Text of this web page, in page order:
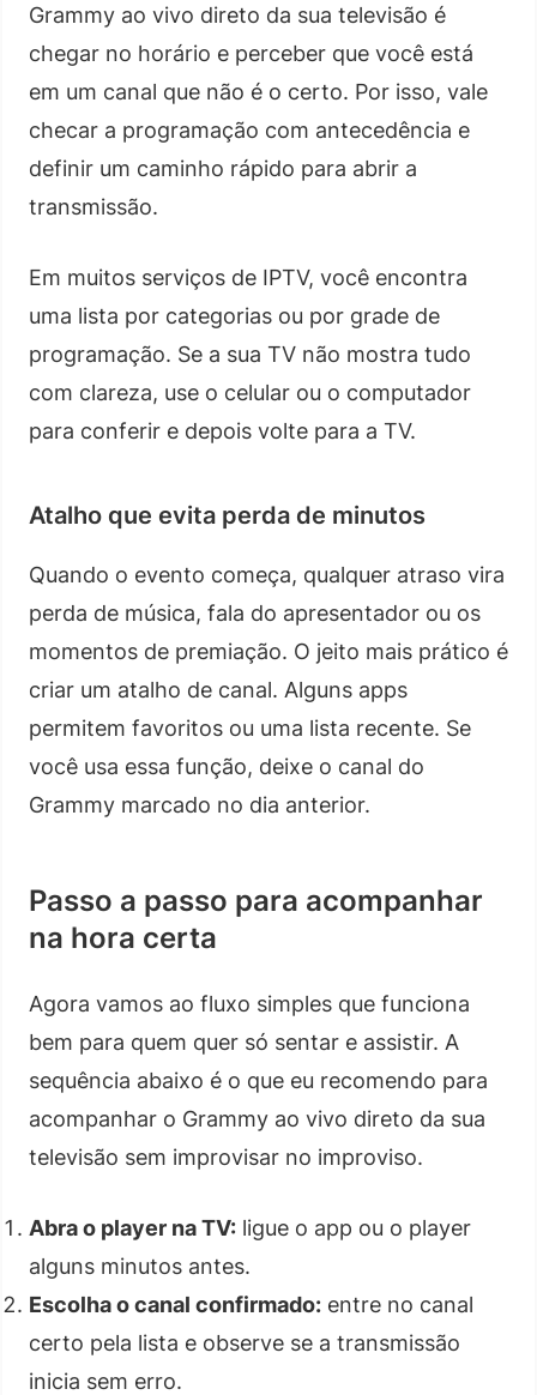
Grammy ao vivo direto da sua televisão é
chegar no horário e perceber que você está
em um canal que não é o certo. Por isso, vale
checar a programação com antecedência e
definir um caminho rápido para abrir a
transmissão.
Em muitos serviços de IPTV, você encontra
uma lista por categorias ou por grade de
programação. Se a sua TV não mostra tudo
com clareza, use o celular ou o computador
para conferir e depois volte para a TV.
Atalho que evita perda de minutos
Quando o evento começa, qualquer atraso vira
perda de música, fala do apresentador ou os
momentos de premiação. O jeito mais prático é
criar um atalho de canal. Alguns apps
permitem favoritos ou uma lista recente. Se
você usa essa função, deixe o canal do
Grammy marcado no dia anterior.
Passo a passo para acompanhar
na hora certa
Agora vamos ao fluxo simples que funciona
bem para quem quer só sentar e assistir. A
sequência abaixo é o que eu recomendo para
acompanhar o Grammy ao vivo direto da sua
televisão sem improvisar no improviso.
Abra o player na TV: ligue o app ou o player
alguns minutos antes.
Escolha o canal confirmado: entre no canal
certo pela lista e observe se a transmissão
inicia sem erro.